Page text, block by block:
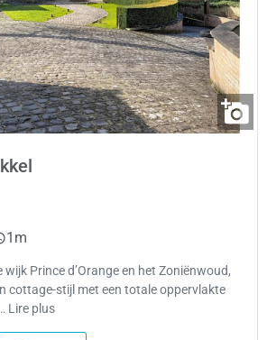
1m
Prince d’Orange en het Zoniënwoud,
cottage-stijl met een totale oppervlakte
Lire plus